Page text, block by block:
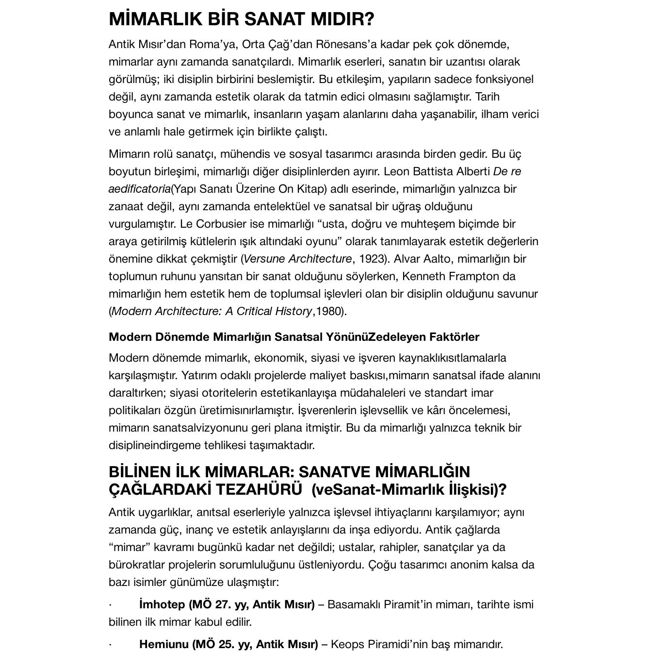
MİMARLIK BİR SANAT MIDIR?
Antik Mısır’dan Roma’ya, Orta Çağ’dan Rönesans’a kadar pek çok dönemde,
mimarlar aynı zamanda sanatçılardı. Mimarlık eserleri, sanatın bir uzantısı olarak
görülmüş; iki disiplin birbirini beslemiştir. Bu etkileşim, yapıların sadece fonksiyonel
değil, aynı zamanda estetik olarak da tatmin edici olmasını sağlamıştır. Tarih
boyunca sanat ve mimarlık, insanların yaşam alanlarını daha yaşanabilir, ilham verici
ve anlamlı hale getirmek için birlikte çalıştı.
Mimarın rolü sanatçı, mühendis ve sosyal tasarımcı arasında birden gedir. Bu üç
boyutun birleşimi, mimarlığı diğer disiplinlerden ayırır. Leon Battista Alberti De re
aedificatoria(Yapı Sanatı Üzerine On Kitap) adlı eserinde, mimarlığın yalnızca bir
zanaat değil, aynı zamanda entelektüel ve sanatsal bir uğraş olduğunu
vurgulamıştır. Le Corbusier ise mimarlığı “usta, doğru ve muhteşem biçimde bir
araya getirilmiş kütlelerin ışık altındaki oyunu” olarak tanımlayarak estetik değerlerin
önemine dikkat çekmiştir (Versune Architecture, 1923). Alvar Aalto, mimarlığın bir
toplumun ruhunu yansıtan bir sanat olduğunu söylerken, Kenneth Frampton da
mimarlığın hem estetik hem de toplumsal işlevleri olan bir disiplin olduğunu savunur
(Modern Architecture: A Critical History,1980).
Modern Dönemde Mimarlığın Sanatsal YönünüZedeleyen Faktörler
Modern dönemde mimarlık, ekonomik, siyasi ve işveren kaynaklıkısıtlamalarla
karşılaşmıştır. Yatırım odaklı projelerde maliyet baskısı,mimarın sanatsal ifade alanını
daraltırken; siyasi otoritelerin estetikanlayışa müdahaleleri ve standart imar
politikaları özgün üretimisınırlamıştır. İşverenlerin işlevsellik ve kârı öncelemesi,
mimarın sanatsalvizyonunu geri plana itmiştir. Bu da mimarlığı yalnızca teknik bir
disiplineindirgeme tehlikesi taşımaktadır.
BİLİNEN İLK MİMARLAR: SANATVE MİMARLIĞIN
ÇAĞLARDAKİ TEZAHÜRÜ (veSanat-Mimarlık İlişkisi)?
Antik uygarlıklar, anıtsal eserleriyle yalnızca işlevsel ihtiyaçlarını karşılamıyor; aynı
zamanda güç, inanç ve estetik anlayışlarını da inşa ediyordu. Antik çağlarda
“mimar” kavramı bugünkü kadar net değildi; ustalar, rahipler, sanatçılar ya da
bürokratlar projelerin sorumluluğunu üstleniyordu. Çoğu tasarımcı anonim kalsa da
bazı isimler günümüze ulaşmıştır:
· İmhotep (MÖ 27. yy, Antik Mısır) – Basamaklı Piramit’in mimarı, tarihte ismi
bilinen ilk mimar kabul edilir.
· Hemiunu (MÖ 25. yy, Antik Mısır) – Keops Piramidi’nin baş mimarıdır.